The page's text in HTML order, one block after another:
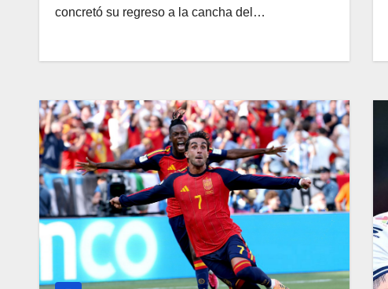
concretó su regreso a la cancha del…